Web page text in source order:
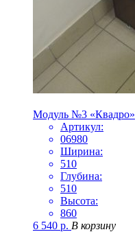
Модуль №3 «Квадро»
Артикул:
06980
Ширина:
510
Глубина:
510
Высота:
860
6 540 р. В корзину